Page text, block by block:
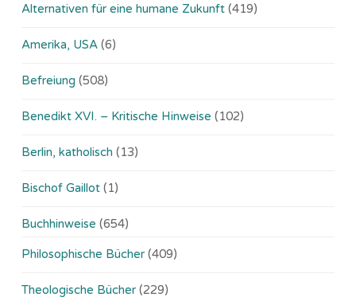
Alternativen für eine humane Zukunft (419)
Amerika, USA (6)
Befreiung (508)
Benedikt XVI. – Kritische Hinweise (102)
Berlin, katholisch (13)
Bischof Gaillot (1)
Buchhinweise (654)
Philosophische Bücher (409)
Theologische Bücher (229)